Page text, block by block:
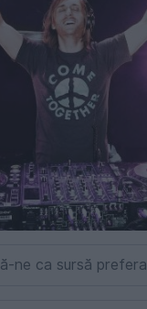
ne ca sursă